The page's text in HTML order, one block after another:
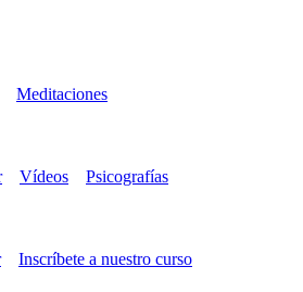
Meditaciones
Vídeos Psicografías
Inscríbete a nuestro curso